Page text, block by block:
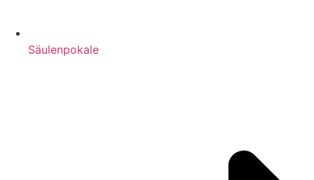
Säulenpokale